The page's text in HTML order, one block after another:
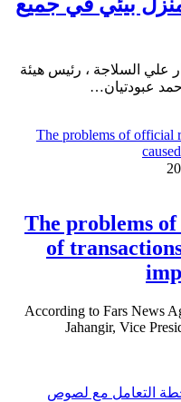
أكثر من 2000 منزل بيئي في جميع
علي السلاجة ، رئيس هيئة
عبودتيان…
The problems
of
According to Fars News
Jahangir, Vice